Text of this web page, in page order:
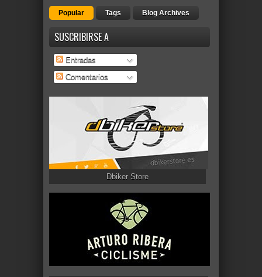
Popular Tags Blog Archives
SUSCRIBIRSE A
Entradas
Comentarios
Dbiker Store